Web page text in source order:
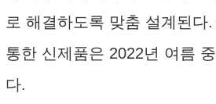
로 해결하도록 맞춤 설계된다
통한 신제품은 2022년 여름
다.